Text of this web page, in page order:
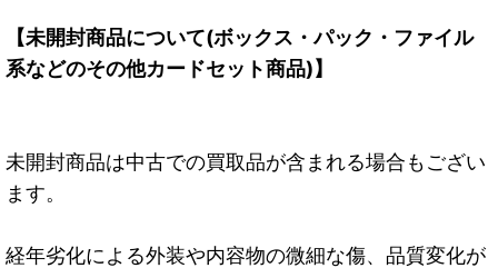
【未開封商品について(ボックス・パック・ファイル
系などのその他カードセット商品)】
未開封商品は中古での買取品が含まれる場合もござい
ます。
経年劣化による外装や内容物の微細な傷、品質変化が